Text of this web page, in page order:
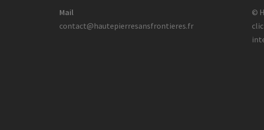
Mail
contact@hautepierresansfrontieres.fr
©